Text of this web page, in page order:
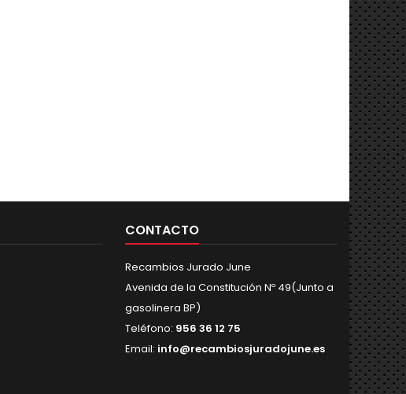
CONTACTO
Recambios Jurado June
Avenida de la Constitución Nº 49(Junto a
gasolinera BP)
Teléfono: 956 36 12 75
Email: info@recambiosjuradojune.es